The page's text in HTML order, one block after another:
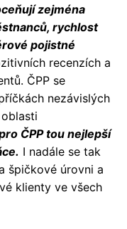
zejména
rychlost
pojistné
recenzích a
ČPP se
nezávislých
ČPP tou nejlepší
I nadále se tak
špičkové úrovni a
klienty ve všech